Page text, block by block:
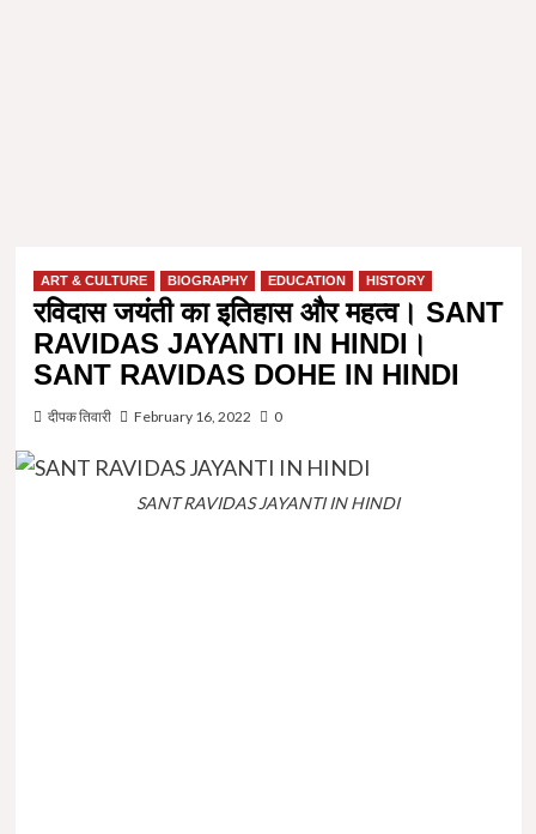
ART & CULTURE BIOGRAPHY EDUCATION HISTORY
रविदास जयंती का इतिहास और महत्व। SANT
RAVIDAS JAYANTI IN HINDI।
SANT RAVIDAS DOHE IN HINDI
दीपक तिवारी February 16, 2022 0
SANT RAVIDAS JAYANTI IN HINDI